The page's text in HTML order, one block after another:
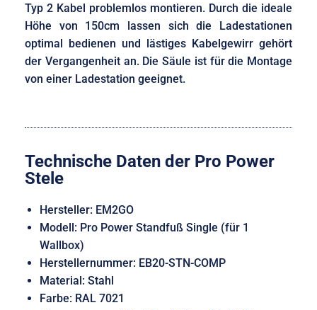
Typ 2 Kabel problemlos montieren. Durch die ideale
Höhe von 150cm lassen sich die Ladestationen
optimal bedienen und lästiges Kabelgewirr gehört
der Vergangenheit an. Die Säule ist für die Montage
von einer Ladestation geeignet.
Technische Daten der Pro Power
Stele
Hersteller: EM2GO
Modell: Pro Power Standfuß Single (für 1
Wallbox)
Herstellernummer: EB20-STN-COMP
Material: Stahl
Farbe: RAL 7021